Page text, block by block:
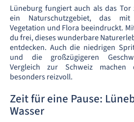
Lüneburg fungiert auch als das
ein Naturschutzgebiet, das mit
Vegetation und Flora beeindruckt.
du frei, dieses wunderbare
entdecken. Auch die niedrigen
und die großzügigeren
Vergleich zur Schweiz
besonders reizvoll.
Zeit für eine Pause:
Wasser